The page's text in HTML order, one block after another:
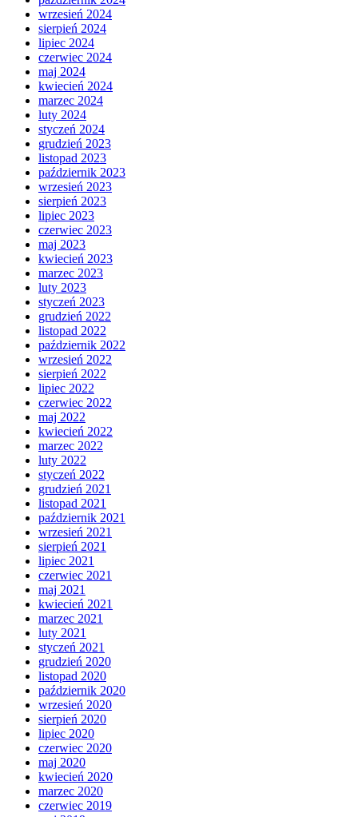
wrzesień 2024
sierpień 2024
lipiec 2024
czerwiec 2024
maj 2024
kwiecień 2024
marzec 2024
luty 2024
styczeń 2024
grudzień 2023
listopad 2023
październik 2023
wrzesień 2023
sierpień 2023
lipiec 2023
czerwiec 2023
maj 2023
kwiecień 2023
marzec 2023
luty 2023
styczeń 2023
grudzień 2022
listopad 2022
październik 2022
wrzesień 2022
sierpień 2022
lipiec 2022
czerwiec 2022
maj 2022
kwiecień 2022
marzec 2022
luty 2022
styczeń 2022
grudzień 2021
listopad 2021
październik 2021
wrzesień 2021
sierpień 2021
lipiec 2021
czerwiec 2021
maj 2021
kwiecień 2021
marzec 2021
luty 2021
styczeń 2021
grudzień 2020
listopad 2020
październik 2020
wrzesień 2020
sierpień 2020
lipiec 2020
czerwiec 2020
maj 2020
kwiecień 2020
marzec 2020
czerwiec 2019